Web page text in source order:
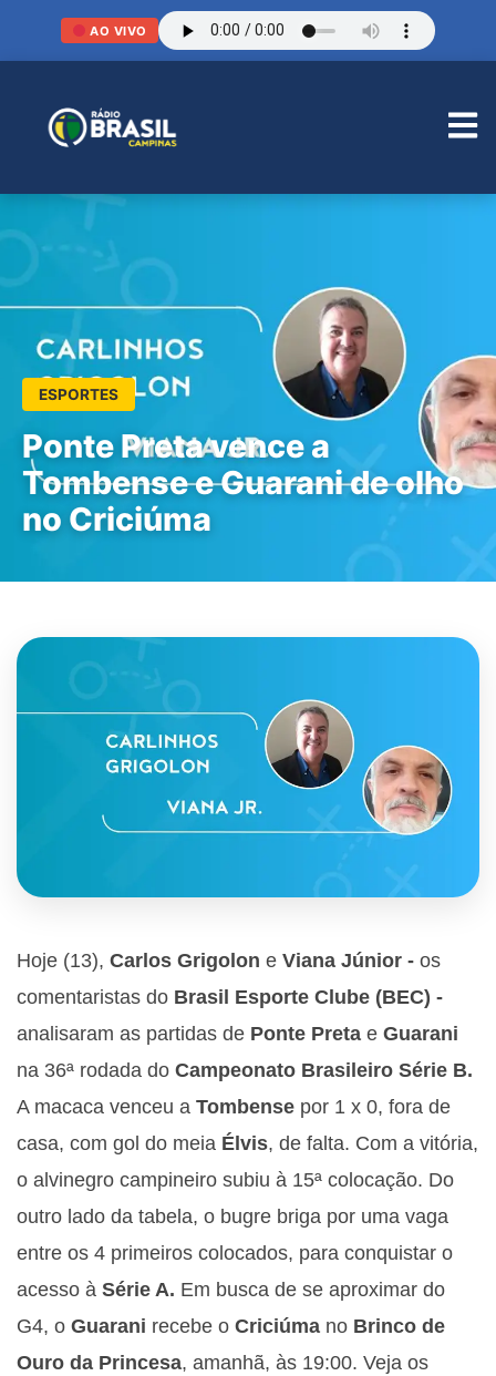
AO VIVO
ESPORTES
Ponte Preta vence a
Tombense e Guarani de olho
no Criciúma
Hoje (13), Carlos Grigolon e Viana Júnior - os
comentaristas do Brasil Esporte Clube (BEC) -
analisaram as partidas de Ponte Preta e Guarani
na 36ª rodada do Campeonato Brasileiro Série B.
A macaca venceu a Tombense por 1 x 0, fora de
casa, com gol do meia Élvis, de falta. Com a vitória,
o alvinegro campineiro subiu à 15ª colocação. Do
outro lado da tabela, o bugre briga por uma vaga
entre os 4 primeiros colocados, para conquistar o
acesso à Série A. Em busca de se aproximar do
G4, o Guarani recebe o Criciúma no Brinco de
Ouro da Princesa, amanhã, às 19:00. Veja os